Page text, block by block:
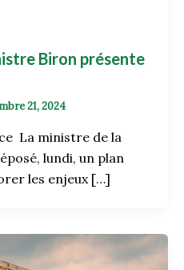
Biron présente
21, 2024
La ministre de la
lundi, un plan
les enjeux […]